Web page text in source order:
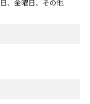
、金曜日、その他